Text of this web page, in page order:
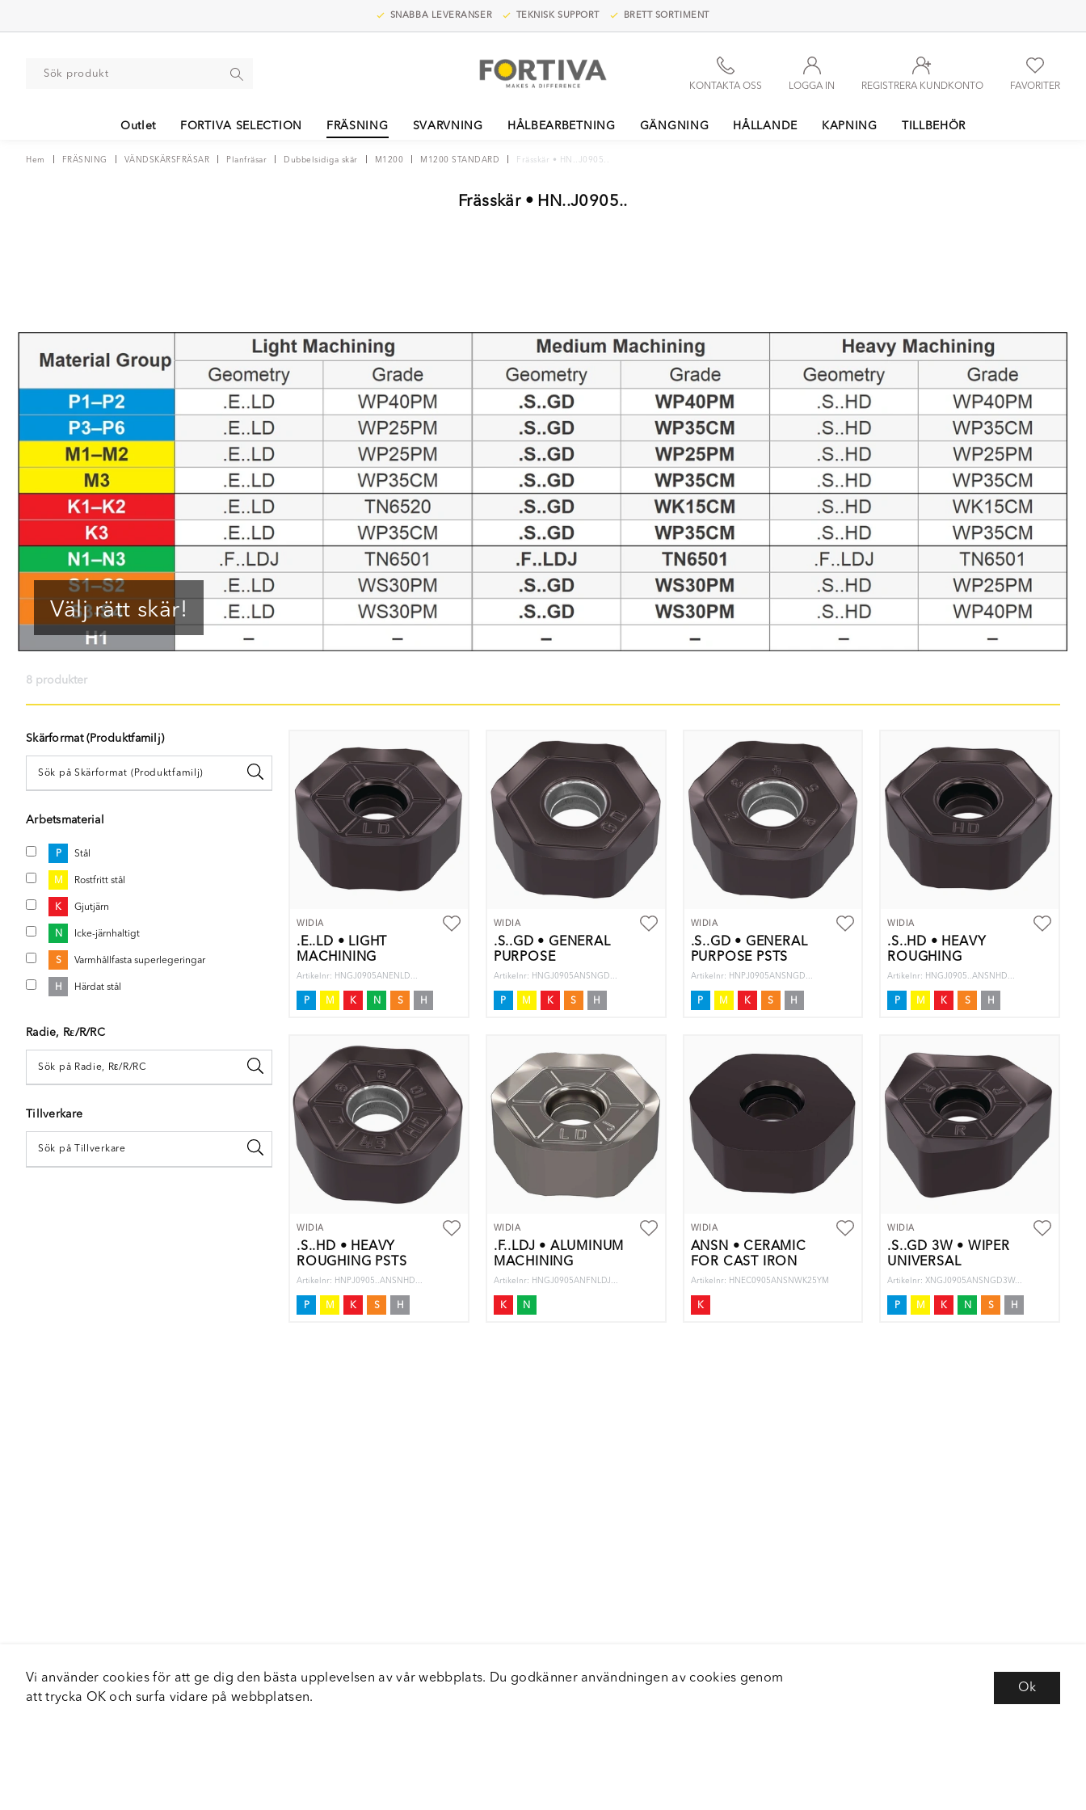
SNABBA LEVERANSER TEKNISK SUPPORT BRETT SORTIMENT
FAVORITER
REGISTRERA KUNDKONTO
LOGGA IN
KONTAKTA OSS
Outlet FORTIVA SELECTION FRÄSNING SVARVNING HÅLBEARBETNING GÄNGNING HÅLLANDE KAPNING TILLBEHÖR
Hem FRÄSNING VÄNDSKÄRSFRÄSAR Planfräsar Dubbelsidiga skär M1200 M1200 STANDARD Frässkär • HN..J0905..
Frässkär • HN..J0905..
Välj rätt skär!
8 produkter
Skärformat (Produktfamilj)
Arbetsmaterial
P Stål
M Rostfritt stål
K Gjutjärn
N Icke-järnhaltigt
S Varmhållfasta superlegeringar
H Härdat stål
Radie, Rε/R/RC
Tillverkare
WIDIA
.E..LD • LIGHT
MACHINING
Artikelnr: HNGJ0905ANENLD...
P M K N S H
WIDIA
.S..GD • GENERAL
PURPOSE
Artikelnr: HNGJ0905ANSNGD...
P M K S H
WIDIA
.S..GD • GENERAL
PURPOSE PSTS
Artikelnr: HNPJ0905ANSNGD...
P M K S H
WIDIA
.S..HD • HEAVY
ROUGHING
Artikelnr: HNGJ0905..ANSNHD...
P M K S H
WIDIA
.S..HD • HEAVY
ROUGHING PSTS
Artikelnr: HNPJ0905..ANSNHD...
P M K S H
WIDIA
.F..LDJ • ALUMINUM
MACHINING
Artikelnr: HNGJ0905ANFNLDJ...
K N
WIDIA
ANSN • CERAMIC
FOR CAST IRON
Artikelnr: HNEC0905ANSNWK25YM
K
WIDIA
.S..GD 3W • WIPER
UNIVERSAL
Artikelnr: XNGJ0905ANSNGD3W...
P M K N S H
Vi använder cookies för att ge dig den bästa upplevelsen av vår webbplats. Du godkänner användningen av cookies genom
att trycka OK och surfa vidare på webbplatsen.
Ok